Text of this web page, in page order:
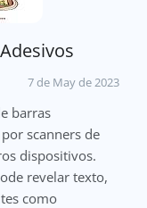
7 de May de 2023
barras
scanners de
dispositivos.
revelar texto,
como